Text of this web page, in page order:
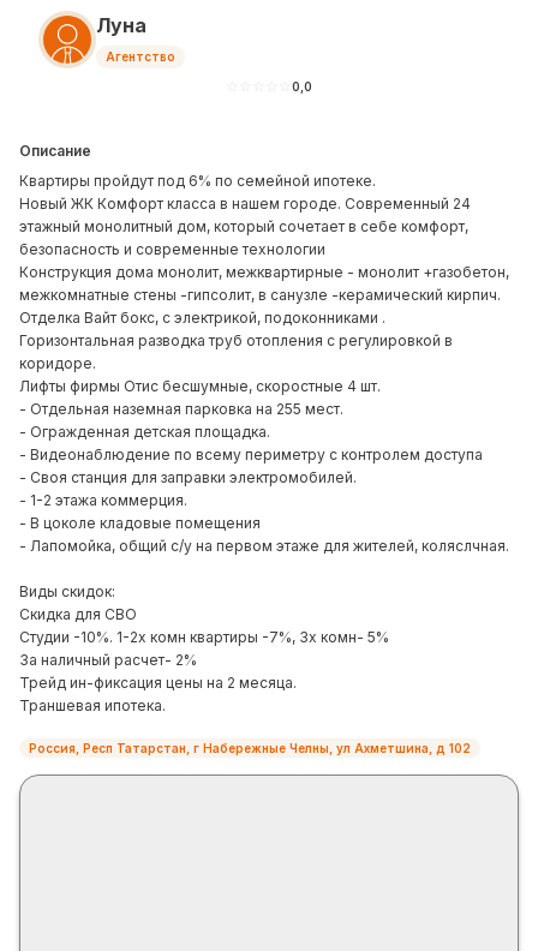
Луна
Агентство
0,0
Описание
Квартиры пройдут под 6% по семейной ипотеке.
Новый ЖК Комфорт класса в нашем городе. Современный 24
этажный монолитный дом, который сочетает в себе комфорт,
безопасность и современные технологии
Конструкция дома монолит, межквартирные - монолит +газобетон,
межкомнатные стены -гипсолит, в санузле -керамический кирпич.
Отделка Вайт бокс, с электрикой, подоконниками .
Горизонтальная разводка труб отопления с регулировкой в
коридоре.
Лифты фирмы Отис бесшумные, скоростные 4 шт.
- Отдельная наземная парковка на 255 мест.
- Огражденная детская площадка.
- Видеонаблюдение по всему периметру с контролем доступа
- Своя станция для заправки электромобилей.
- 1-2 этажа коммерция.
- В цоколе кладовые помещения
- Лапомойка, общий с/у на первом этаже для жителей, коляслчная.
Виды скидок:
Скидка для СВО
Студии -10%. 1-2х комн квартиры -7%, 3х комн- 5%
За наличный расчет- 2%
Трейд ин-фиксация цены на 2 месяца.
Траншевая ипотека.
Россия, Респ Татарстан, г Набережные Челны, ул Ахметшина, д 102